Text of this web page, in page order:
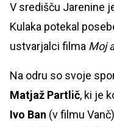
V središču Jarenine
Kulaka potekal
ustvarjalci filma Moj
Na odru so svoje
Matjaž Partlič, ki je
Ivo Ban (v filmu